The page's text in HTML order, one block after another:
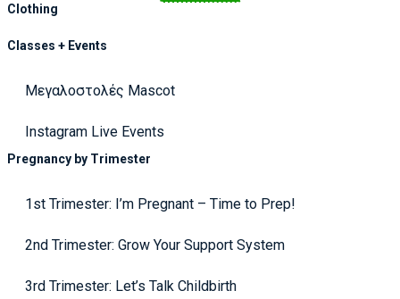
Clothing
Classes + Events
Μεγαλοστολές Mascot
Instagram Live Events
Pregnancy by Trimester
1st Trimester: I’m Pregnant – Time to Prep!
2nd Trimester: Grow Your Support System
3rd Trimester: Let’s Talk Childbirth